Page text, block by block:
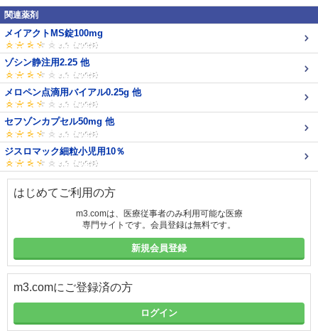
関連薬剤
メイアクトMS錠100mg
ゾシン静注用2.25 他
メロペン点滴用バイアル0.25g 他
セフゾンカプセル50mg 他
ジスロマック細粒小児用10％
はじめてご利用の方
m3.comは、医療従事者のみ利用可能な医療
専門サイトです。会員登録は無料です。
新規会員登録
m3.comにご登録済の方
ログイン